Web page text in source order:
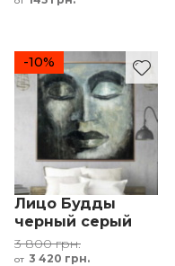
-10%
Лицо Будды
черный серый
голубой зелёный
3 800 грн.
от 3 420 грн.